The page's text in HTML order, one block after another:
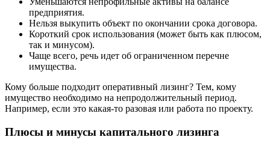
предприятия.
Нельзя выкупить объект по окончании срока договора.
Короткий срок использования (может быть как плюсом,
так и минусом).
Чаще всего, речь идет об ограниченном перечне
имущества.
Кому больше подходит оперативный лизинг? Тем, кому
имущество необходимо на непродолжительный период.
Например, если это какая-то разовая или работа по проекту.
Плюсы и минусы капитального лизинга